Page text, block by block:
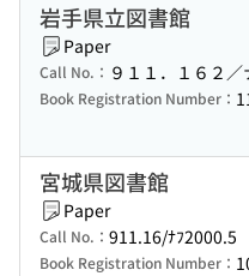
岩手県立図書館
Paper
Call No.： ９１１．１６２／
Book Registration Number：
宮城県図書館
Paper
Call No.： 911.16/ﾅﾌ2000.5
Book Registration Number：